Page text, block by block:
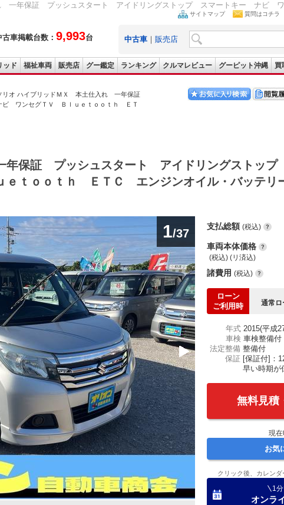
一年保証 プッシュスタート アイドリングストップ スマートキー ナビ
古車掲載台数： 9,993台
サイトマップ 質問はコチラ
中古車 ｜ 販売店
ッド 福祉車両 販売店 グー鑑定 ランキング クルマレビュー グーピット沖縄 買
リオ ハイブリッドＭＸ 本土仕入れ 一年保証
ワンセグＴＶ Ｂｌｕｅｔｏｏｔｈ ＥＴ
保証 プッシュスタート アイドリングストップ
ｔｏｏｔｈ ＥＴＣ エンジンオイル・バッテリ
1/37
支払総額 (税込)
車両本体価格
(税込) (リ済込)
諸費用 (税込)
ローン
ご利用時
通常ロ
年式 2015(平成
車検 車検整備付
法定整備 整備付
保証 [保証付]：
早い時期が
無料見積
現在
お気
クリック後、カレン
1
オンラ